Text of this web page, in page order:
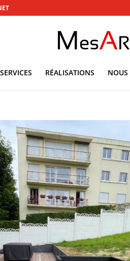
SERVICES RÉALISATIONS NOUS